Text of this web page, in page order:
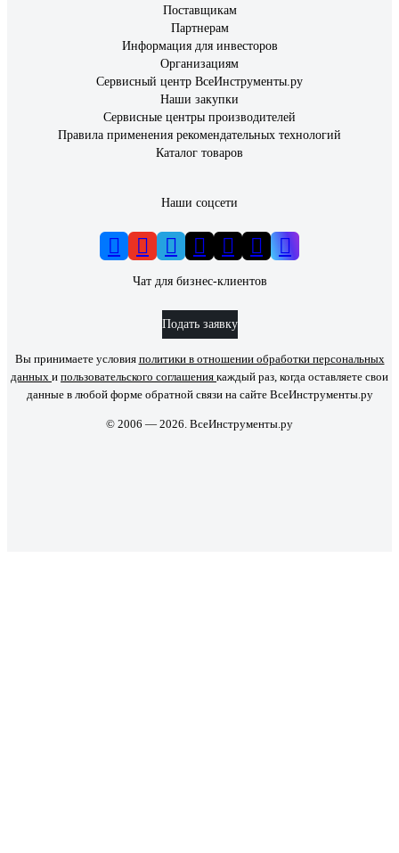
Поставщикам
Партнерам
Информация для инвесторов
Организациям
Сервисный центр ВсеИнструменты.ру
Наши закупки
Сервисные центры производителей
Правила применения рекомендательных технологий
Каталог товаров
Наши соцсети
Чат для бизнес-клиентов
Подать заявку
Вы принимаете условия политики в отношении обработки персональных
данных и пользовательского соглашения каждый раз, когда оставляете свои
данные в любой форме обратной связи на сайте ВсеИнструменты.ру
© 2006 — 2026. ВсеИнструменты.ру